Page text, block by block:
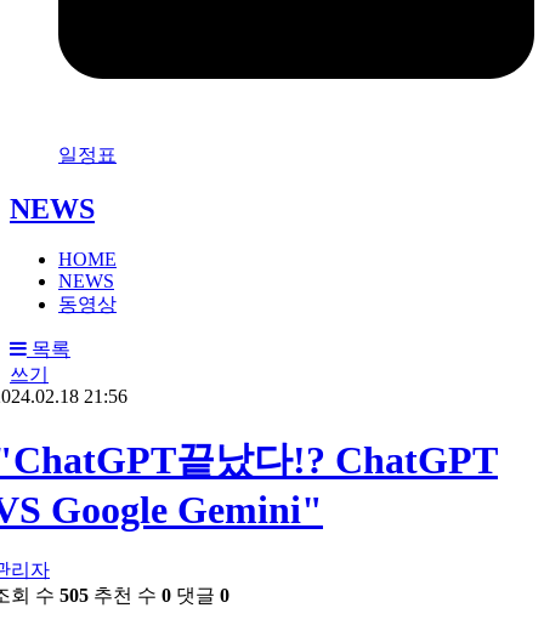
일정표
NEWS
HOME
NEWS
동영상
목록
쓰기
21:56
끝났다!? ChatGPT
Google Gemini"
리자
회 수 505 추천 수 0 댓글 0